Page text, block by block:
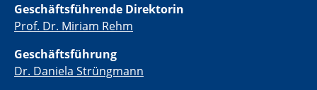
Geschäftsführende Direktorin
Prof. Dr. Miriam Rehm
Geschäftsführung
Dr. Daniela Strüngmann